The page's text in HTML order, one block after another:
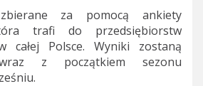
za pomocą ankiety
trafi do przedsiębiorstw
całej Polsce. Wyniki zostaną
z początkiem sezonu